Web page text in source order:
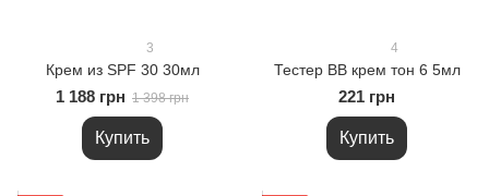
3
Крем из SPF 30 30мл
1 188 грн 1 398 грн
Купить
4
Тестер ВВ крем тон 6 5мл
221 грн
Купить